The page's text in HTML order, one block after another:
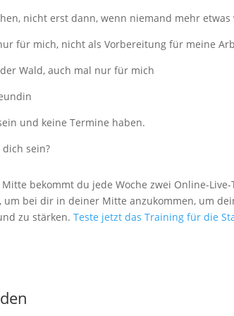
nicht erst dann, wenn niemand mehr
für mich, nicht als Vorbereitung für meine
Wald, auch mal nur für mich
und keine Termine haben.
sein?
bekommt du jede Woche zwei Online-
um bei dir in deiner Mitte anzukommen, um
zu stärken.Teste jetzt das Training für die